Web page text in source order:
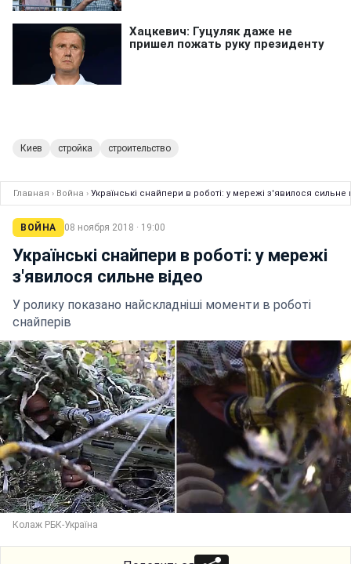
Киев стройка строительство
Главная › Война › Українські снайпери в роботі: у мережі з'явилося сильне
ВОЙНА 08 ноября 2018 · 19:00
Українські снайпери в роботі: у мережі
з'явилося сильне відео
У ролику показано найскладніші моменти в роботі
снайперів
Колаж РБК-Україна